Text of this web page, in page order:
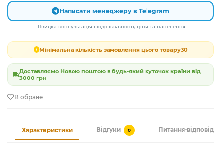
Написати менеджеру в Telegram
Швидка консультація щодо наявності, ціни та нанесення
Мінімальна кількість замовлення цього товару30
Доставляємо Новою поштою в будь-який куточок країни від
3000 грн
В обране
Характеристики Відгуки 0 Питання-відповідь